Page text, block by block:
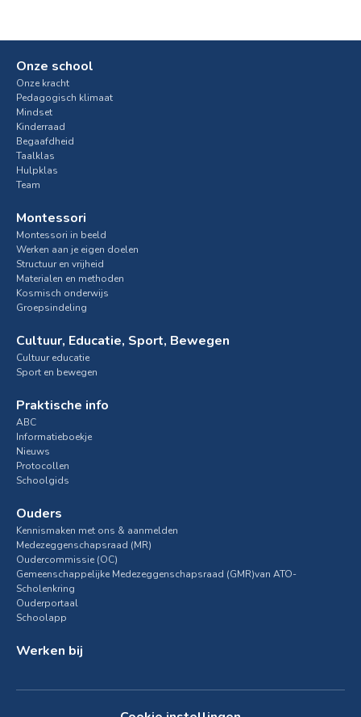
Onze school
Onze kracht
Pedagogisch klimaat
Mindset
Kinderraad
Begaafdheid
Taalklas
Hulpklas
Team
Montessori
Montessori in beeld
Werken aan je eigen doelen
Structuur en vrijheid
Materialen en methoden
Kosmisch onderwijs
Groepsindeling
Cultuur, Educatie, Sport, Bewegen
Cultuur educatie
Sport en bewegen
Praktische info
ABC
Informatieboekje
Nieuws
Protocollen
Schoolgids
Ouders
Kennismaken met ons & aanmelden
Medezeggenschapsraad (MR)
Oudercommissie (OC)
Gemeenschappelijke Medezeggenschapsraad (GMR)van ATO-
Scholenkring
Ouderportaal
Schoolapp
Werken bij